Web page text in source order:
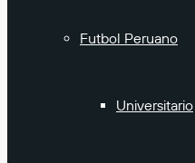
Futbol Peruano
Universitario